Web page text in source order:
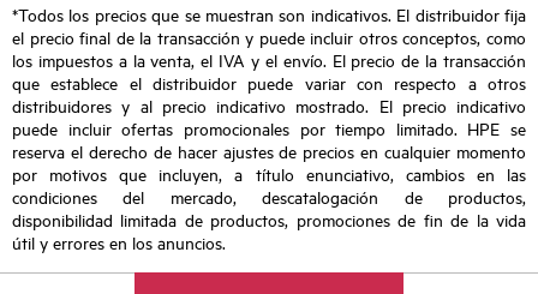
*Todos los precios que se muestran son indicativos. El distribuidor fija
el precio final de la transacción y puede incluir otros conceptos, como
los impuestos a la venta, el IVA y el envío. El precio de la transacción
que establece el distribuidor puede variar con respecto a otros
distribuidores y al precio indicativo mostrado. El precio indicativo
puede incluir ofertas promocionales por tiempo limitado. HPE se
reserva el derecho de hacer ajustes de precios en cualquier momento
por motivos que incluyen, a título enunciativo, cambios en las
condiciones del mercado, descatalogación de productos,
disponibilidad limitada de productos, promociones de fin de la vida
útil y errores en los anuncios.